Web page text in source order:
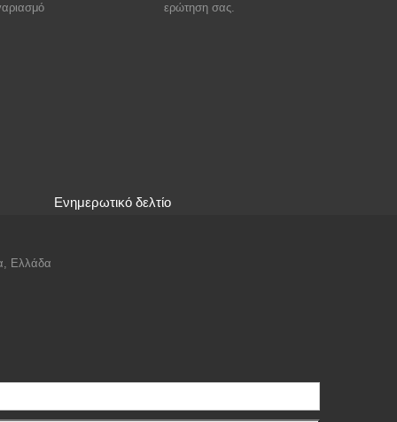
ερώτηση σας.
Ελλάδα
Ενημερωτικό δελτίο